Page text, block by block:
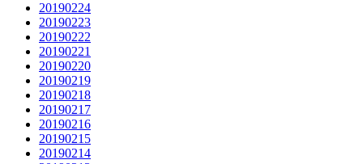
20190224
20190223
20190222
20190221
20190220
20190219
20190218
20190217
20190216
20190215
20190214